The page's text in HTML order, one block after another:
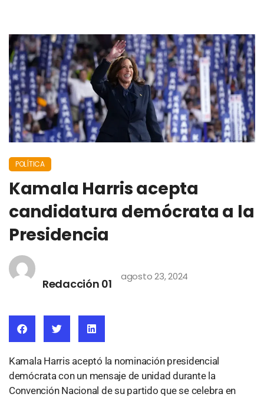
POLÍTICA
Kamala Harris acepta
candidatura demócrata a la
Presidencia
Redacción 01
agosto 23, 2024
Kamala Harris aceptó la nominación presidencial
demócrata con un mensaje de unidad durante la
Convención Nacional de su partido que se celebra en